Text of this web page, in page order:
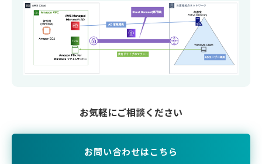
お気軽にご相談ください
お問い合わせはこちら